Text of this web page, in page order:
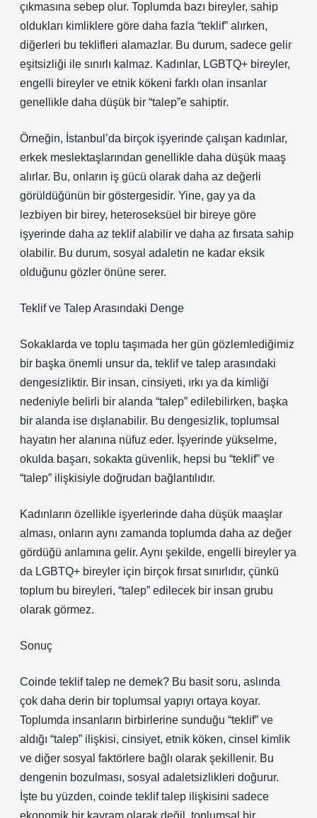
çıkmasına sebep olur. Toplumda bazı bireyler, sahip
oldukları kimliklere göre daha fazla “teklif” alırken,
diğerleri bu teklifleri alamazlar. Bu durum, sadece gelir
eşitsizliği ile sınırlı kalmaz. Kadınlar, LGBTQ+ bireyler,
engelli bireyler ve etnik kökeni farklı olan insanlar
genellikle daha düşük bir “talep”e sahiptir.
Örneğin, İstanbul’da birçok işyerinde çalışan kadınlar,
erkek meslektaşlarından genellikle daha düşük maaş
alırlar. Bu, onların iş gücü olarak daha az değerli
görüldüğünün bir göstergesidir. Yine, gay ya da
lezbiyen bir birey, heteroseksüel bir bireye göre
işyerinde daha az teklif alabilir ve daha az fırsata sahip
olabilir. Bu durum, sosyal adaletin ne kadar eksik
olduğunu gözler önüne serer.
Teklif ve Talep Arasındaki Denge
Sokaklarda ve toplu taşımada her gün gözlemlediğimiz
bir başka önemli unsur da, teklif ve talep arasındaki
dengesizliktir. Bir insan, cinsiyeti, ırkı ya da kimliği
nedeniyle belirli bir alanda “talep” edilebilirken, başka
bir alanda ise dışlanabilir. Bu dengesizlik, toplumsal
hayatın her alanına nüfuz eder. İşyerinde yükselme,
okulda başarı, sokakta güvenlik, hepsi bu “teklif” ve
“talep” ilişkisiyle doğrudan bağlantılıdır.
Kadınların özellikle işyerlerinde daha düşük maaşlar
alması, onların aynı zamanda toplumda daha az değer
gördüğü anlamına gelir. Aynı şekilde, engelli bireyler ya
da LGBTQ+ bireyler için birçok fırsat sınırlıdır, çünkü
toplum bu bireyleri, “talep” edilecek bir insan grubu
olarak görmez.
Sonuç
Coinde teklif talep ne demek? Bu basit soru, aslında
çok daha derin bir toplumsal yapıyı ortaya koyar.
Toplumda insanların birbirlerine sunduğu “teklif” ve
aldığı “talep” ilişkisi, cinsiyet, etnik köken, cinsel kimlik
ve diğer sosyal faktörlere bağlı olarak şekillenir. Bu
dengenin bozulması, sosyal adaletsizlikleri doğurur.
İşte bu yüzden, coinde teklif talep ilişkisini sadece
ekonomik bir kavram olarak değil, toplumsal bir